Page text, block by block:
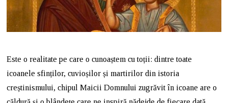
Este o realitate pe care o cunoaștem cu toții: dintre toate
icoanele sfinților, cuvioșilor și martirilor din istoria
creștinismului, chipul Maicii Domnului zugrăvit în icoane are o